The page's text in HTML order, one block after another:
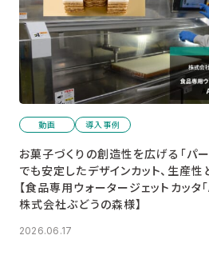
動画 導入事例
お菓子づくりの創造性を広げる「パ
でも安定したデザインカット、生産
【食品専用ウォータージェットカッタ
株式会社ぶどうの森様】
2026.06.17